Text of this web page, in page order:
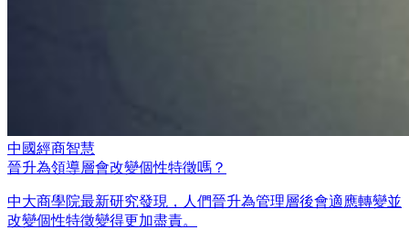
中國經商智慧
晉升為領導層會改變個性特徵嗎？
中大商學院最新研究發現，人們晉升為管理層後會適應轉變並
改變個性特徵變得更加盡責。